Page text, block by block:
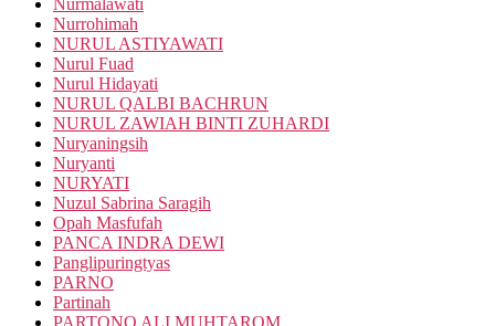
Nurmalawati
Nurrohimah
NURUL ASTIYAWATI
Nurul Fuad
Nurul Hidayati
NURUL QALBI BACHRUN
NURUL ZAWIAH BINTI ZUHARDI
Nuryaningsih
Nuryanti
NURYATI
Nuzul Sabrina Saragih
Opah Masfufah
PANCA INDRA DEWI
Panglipuringtyas
PARNO
Partinah
PARTONO ALI MUHTAROM